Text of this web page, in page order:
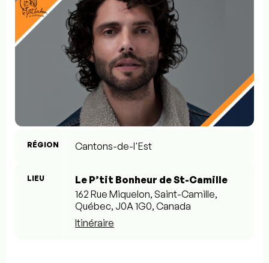
RÉGION Cantons-de-l'Est
LIEU
Le P’tit Bonheur de St-Camille
162 Rue Miquelon, Saint-Camille,
Québec, J0A 1G0, Canada
Itinéraire